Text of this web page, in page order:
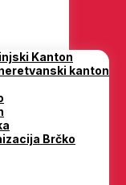
Kanton
kanton
Brčko